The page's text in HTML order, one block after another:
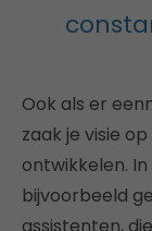
Ook als er
zaak je visie
ontwikkelen.
bijvoorbeeld
assistenten,